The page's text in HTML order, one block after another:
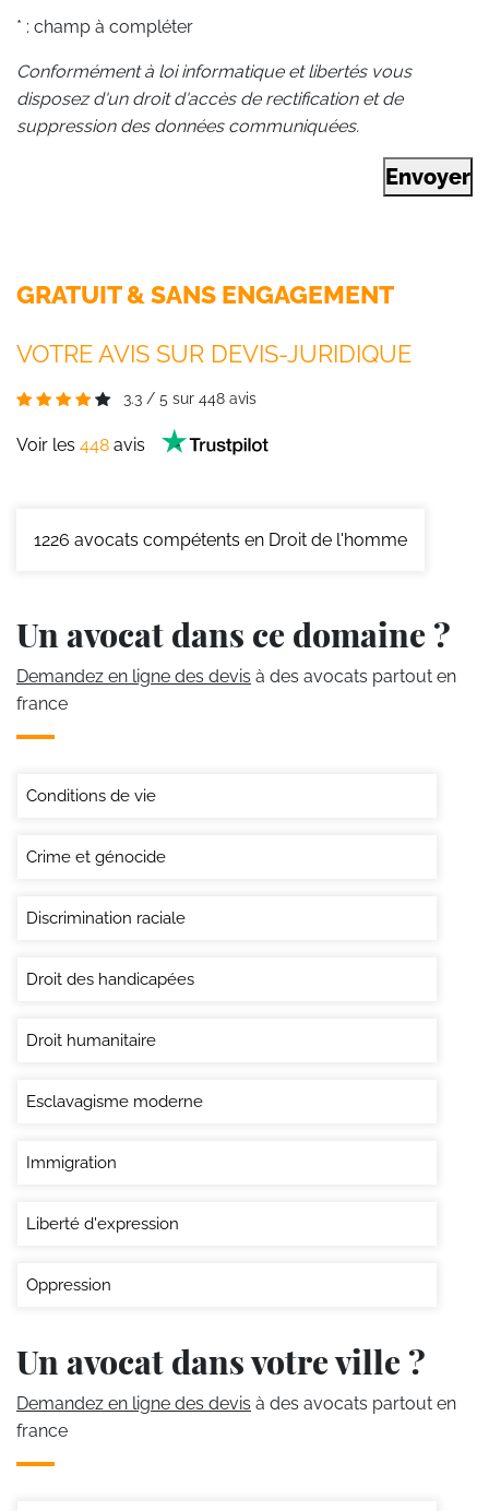
* : champ à compléter
Conformément à loi informatique et libertés vous
disposez d'un droit d'accès de rectification et de
suppression des données communiquées.
Envoyer
GRATUIT & SANS ENGAGEMENT
VOTRE AVIS SUR DEVIS-JURIDIQUE
3.3 / 5 sur 448 avis
Voir les 448 avis
1226 avocats compétents en Droit de l'homme
Un avocat dans ce domaine ?
Demandez en ligne des devis à des avocats partout en
france
Conditions de vie
Crime et génocide
Discrimination raciale
Droit des handicapées
Droit humanitaire
Esclavagisme moderne
Immigration
Liberté d'expression
Oppression
Un avocat dans votre ville ?
Demandez en ligne des devis à des avocats partout en
france